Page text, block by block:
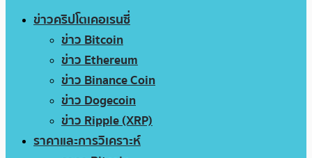
ข่าวคริปโตเคอเรนซี่
ข่าว Bitcoin
ข่าว Ethereum
ข่าว Binance Coin
ข่าว Dogecoin
ข่าว Ripple (XRP)
ราคาและการวิเคราะห์